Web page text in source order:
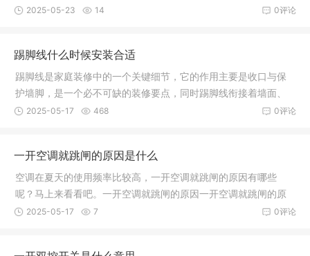
漏水不
0评论
2025-05-23 14
踢脚线什么时候安装合适
踢脚线是家庭装修中的一个关键细节，它的作用主要是收口与保
护墙脚，是一个必不可缺的装修要点，同时踢脚线衔接着墙面、
地面与门
0评论
2025-05-17 468
一开空调就跳闸的原因是什么
空调在夏天的使用频率比较高，一开空调就跳闸的原因有哪些
呢？马上来看看吧。一开空调就跳闸的原因一开空调就跳闸的原
因可能有多
0评论
2025-05-17 7